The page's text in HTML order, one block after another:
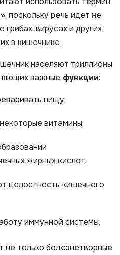
, поскольку речь идет не
грибах, вирусах и других
в кишечнике.
населяют триллионы
важные функции:
пищу;
витамины;
жирных кислот;
целостность кишечного
иммунной системы.
не только болезнетворные